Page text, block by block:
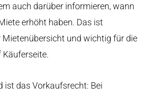
auch darüber informieren, wann
erhöht haben. Das ist
Mietenübersicht und wichtig für die
ist das Vorkaufsrecht: Bei